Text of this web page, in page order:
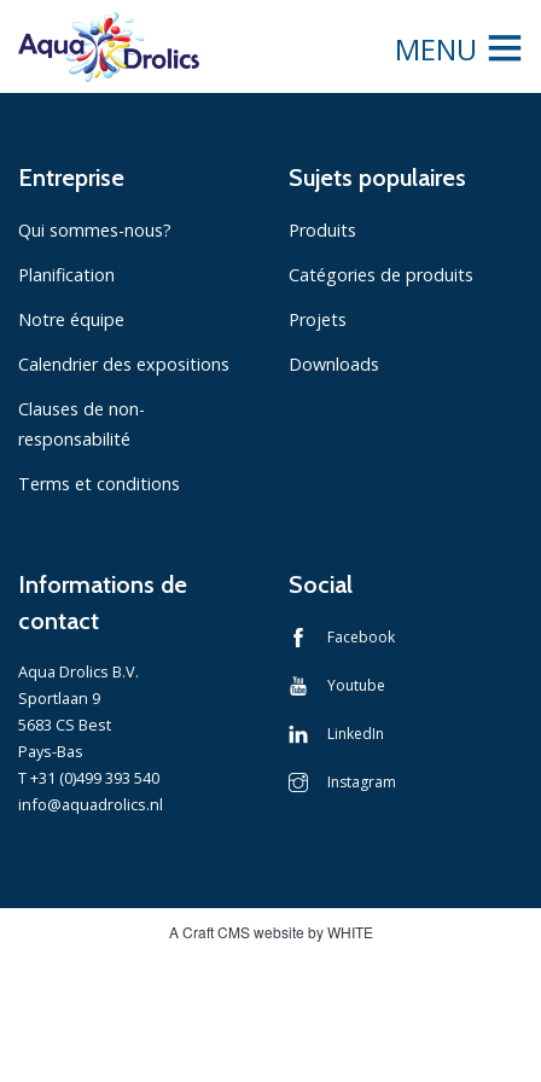
MENU
Entreprise
Qui sommes-nous?
Planification
Notre équipe
Calendrier des expositions
Clauses de non-
responsabilité
Terms et conditions
Sujets populaires
Produits
Catégories de produits
Projets
Downloads
Informations de
contact
Aqua Drolics B.V.
Sportlaan 9
5683 CS Best
Pays-Bas
T +31 (0)499 393 540
info@aquadrolics.nl
Social
Facebook
Youtube
LinkedIn
Instagram
A Craft CMS website by WHITE